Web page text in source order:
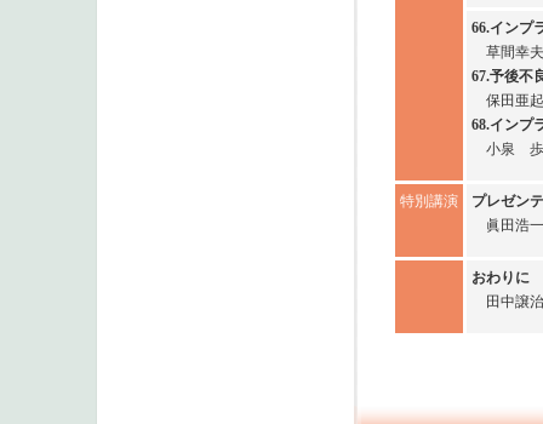
66.インプ
草間幸夫
67.予後不
保田亜起
68.インプ
小泉 歩
特別講演
プレゼン
眞田浩一
おわりに
田中譲治